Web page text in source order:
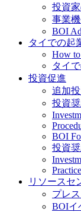
投資
事業
BOI
タイでの起
How
タイ
投資促進
追加
投資
BOI
投資
リソースセ
プレ
BOIイ